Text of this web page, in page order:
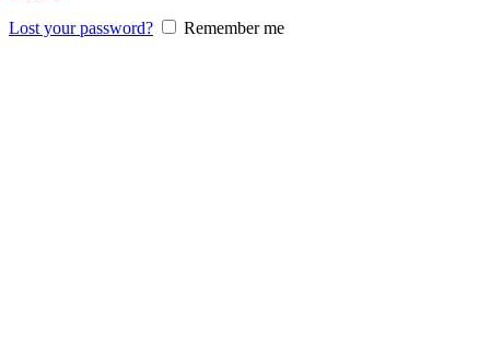
Lost your password? Remember me